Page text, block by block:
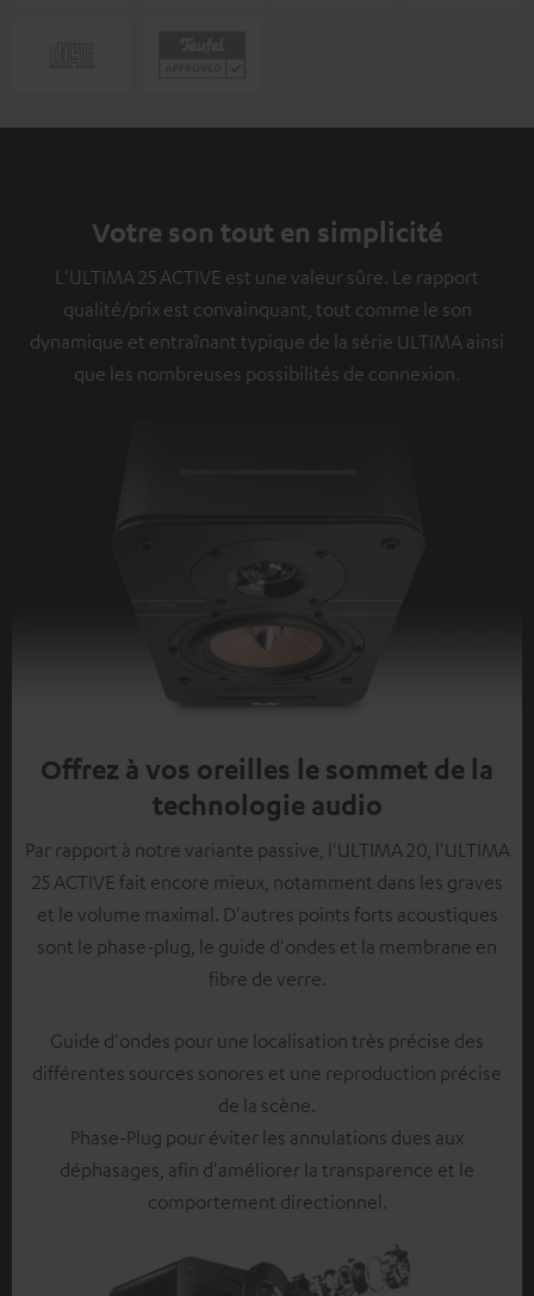
Votre son tout en simplicité
L'ULTIMA 25 ACTIVE est une valeur sûre. Le rapport
qualité/prix est convainquant, tout comme le son
dynamique et entraînant typique de la série ULTIMA ainsi
que les nombreuses possibilités de connexion.
Offrez à vos oreilles le sommet de la
technologie audio
Par rapport à notre variante passive, l'ULTIMA 20, l'ULTIMA
25 ACTIVE fait encore mieux, notamment dans les graves
et le volume maximal. D'autres points forts acoustiques
sont le phase-plug, le guide d'ondes et la membrane en
fibre de verre.
Guide d'ondes pour une localisation très précise des
différentes sources sonores et une reproduction précise
de la scène.
Phase-Plug pour éviter les annulations dues aux
déphasages, afin d'améliorer la transparence et le
comportement directionnel.